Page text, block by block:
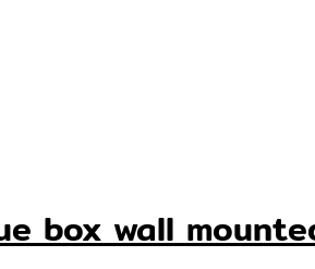
box wall